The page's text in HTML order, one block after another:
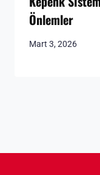
Önlemler
Mart 3, 2026